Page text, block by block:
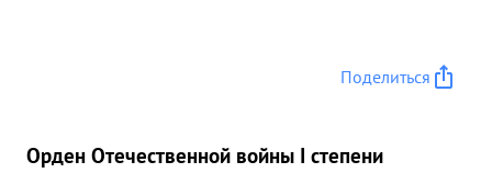
Поделиться
Орден Отечественной войны I степени